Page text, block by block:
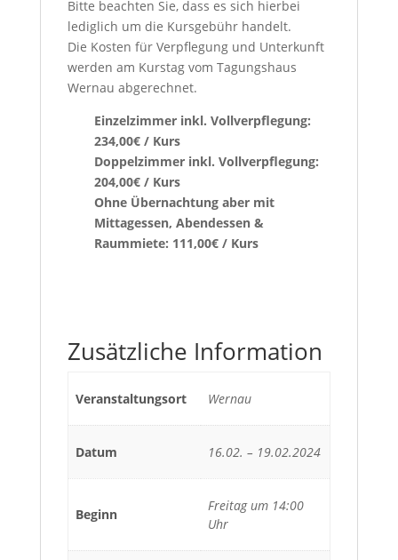
Bitte beachten Sie, dass es sich hierbei
lediglich um die Kursgebühr handelt.
Die Kosten für Verpflegung und Unterkunft
werden am Kurstag vom Tagungshaus
Wernau abgerechnet.
Einzelzimmer inkl. Vollverpflegung:
234,00€ / Kurs
Doppelzimmer inkl. Vollverpflegung:
204,00€ / Kurs
Ohne Übernachtung aber mit
Mittagessen, Abendessen &
Raummiete: 111,00€ / Kurs
Zusätzliche Information
Veranstaltungsort Wernau
Datum 16.02. – 19.02.2024
Beginn
Freitag um 14:00
Uhr